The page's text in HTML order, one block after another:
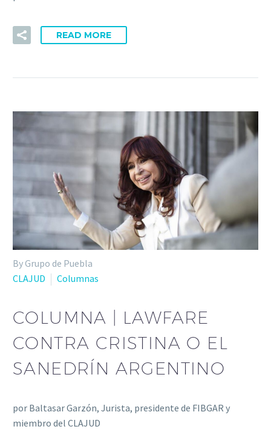
READ MORE
By Grupo de Puebla
CLAJUD
Columnas
COLUMNA | LAWFARE
CONTRA CRISTINA O EL
SANEDRÍN ARGENTINO
por Baltasar Garzón, Jurista, presidente de FIBGAR y
miembro del CLAJUD